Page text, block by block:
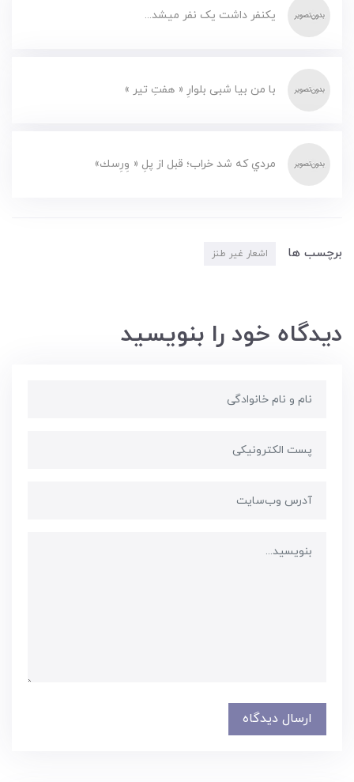
یکنفر داشت یک نفر میشد...
با من بیا شبی بلوارِ « هفتِ تیر »
مردي كه شد خراب؛ قبل از پلِ « وِرِسك»
برچسب ها اشعار غیر طنز
دیدگاه خود را بنویسید
ارسال دیدگاه